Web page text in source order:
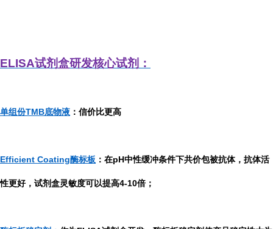
ELISA试剂盒研发核心试剂：
单组份TMB底物液 ：信价比更高
Efficient Coating酶标板 ：在pH中性缓冲条件下共价包被抗体，抗体活
性更好，试剂盒灵敏度可以提高4-10倍；